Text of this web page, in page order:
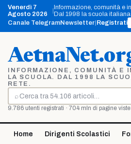
Vai
contenuto
Venerdì 7
Agosto 2026
Informazione, comunità e
Dal 1998 la scuola italiana
Canale TelegramNewsletter Registrati
INFORMAZIONE, COMUNITÀ E
LA SCUOLA. DAL 1998 LA
RETE.
⌕
Cerca
9.786 utenti registrati · 704 mln di pagine viste
Home Dirigenti Scolastici